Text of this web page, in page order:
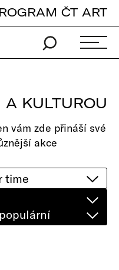
ČT ART
KULTUROU
vám zde přináší své
akce
populární